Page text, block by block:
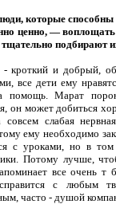
которые способны
ценно, —
тщательно подбирают
- кроткий и добрый,
все дети ему
помощь. Марат
он может добиться
слабая
ему необходимо
с уроками, но в
Потому лучше,
все очень
с любым
часто - душой